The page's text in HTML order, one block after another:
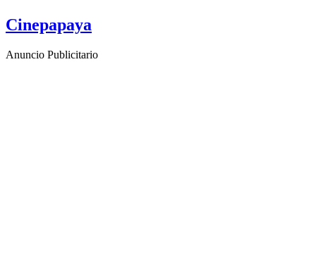
Cinepapaya
Anuncio Publicitario